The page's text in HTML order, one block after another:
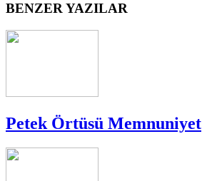
BENZER YAZILAR
Petek Örtüsü Memnuniyet